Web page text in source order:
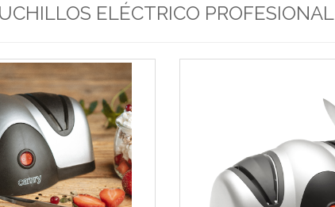
ELÉCTRICO PROFESIONAL